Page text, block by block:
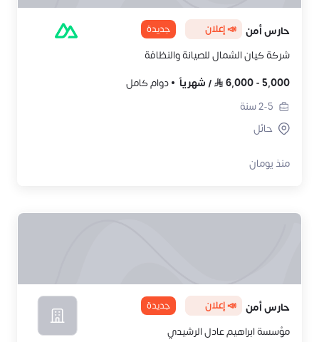
حارس أمن 📣 إعلان جديدة
شركة كيان الشمال للصيانة والنظافة
5,000
-
6,000
/ شهرياً
دوام كامل
2-5سنة
حائل
منذ يومان
حارس أمن 📣 إعلان جديدة
مؤسسة ابراهيم عادل الرشيدي